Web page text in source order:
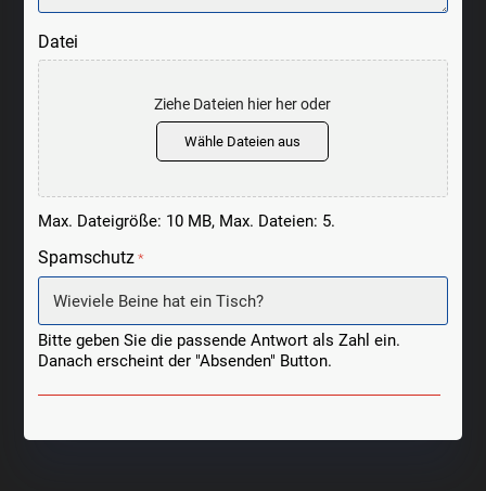
Datei
Ziehe Dateien hier her oder
Wähle Dateien aus
Max. Dateigröße: 10 MB, Max. Dateien: 5.
Spamschutz *
Bitte geben Sie die passende Antwort als Zahl ein.
Danach erscheint der "Absenden" Button.